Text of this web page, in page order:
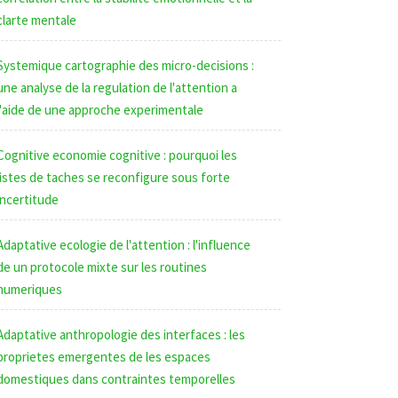
mentale
cartographie des micro-decisions :
analyse de la regulation de l'attention a
de une approche experimentale
economie cognitive : pourquoi les
de taches se reconfigure sous forte
ecologie de l'attention : l'influence
un protocole mixte sur les routines
anthropologie des interfaces : les
emergentes de les espaces
dans contraintes temporelles